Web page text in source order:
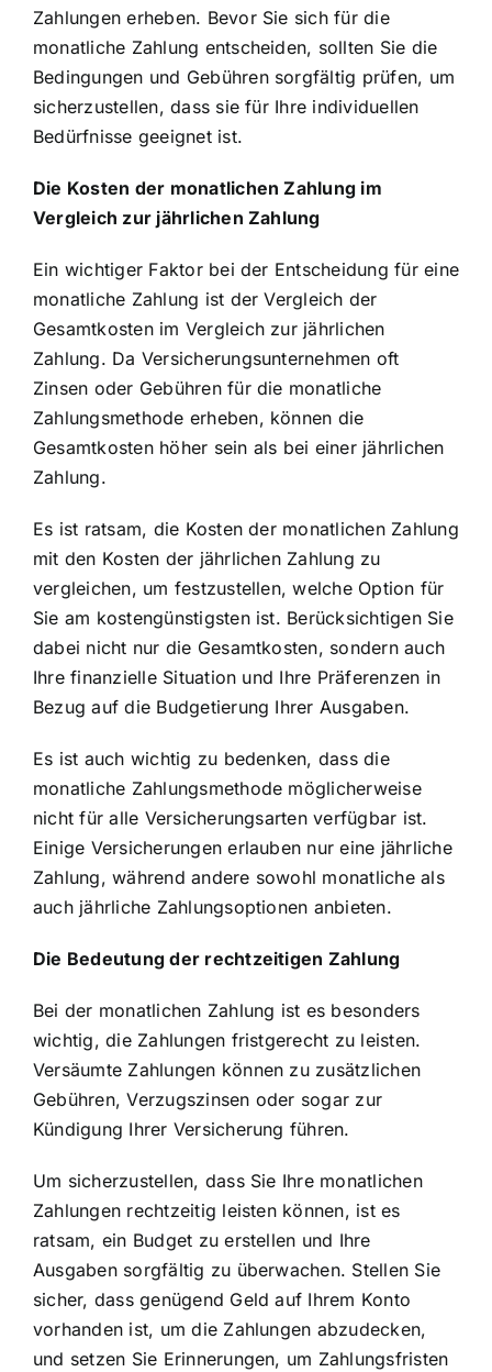
Zahlungen erheben. Bevor Sie sich für die
monatliche Zahlung entscheiden, sollten Sie die
Bedingungen und Gebühren sorgfältig prüfen, um
sicherzustellen, dass sie für Ihre individuellen
Bedürfnisse geeignet ist.
Die Kosten der monatlichen Zahlung im
Vergleich zur jährlichen Zahlung
Ein wichtiger Faktor bei der Entscheidung für eine
monatliche Zahlung ist der Vergleich der
Gesamtkosten im Vergleich zur jährlichen
Zahlung. Da Versicherungsunternehmen oft
Zinsen oder Gebühren für die monatliche
Zahlungsmethode erheben, können die
Gesamtkosten höher sein als bei einer jährlichen
Zahlung.
Es ist ratsam, die Kosten der monatlichen Zahlung
mit den Kosten der jährlichen Zahlung zu
vergleichen, um festzustellen, welche Option für
Sie am kostengünstigsten ist. Berücksichtigen Sie
dabei nicht nur die Gesamtkosten, sondern auch
Ihre finanzielle Situation und Ihre Präferenzen in
Bezug auf die Budgetierung Ihrer Ausgaben.
Es ist auch wichtig zu bedenken, dass die
monatliche Zahlungsmethode möglicherweise
nicht für alle Versicherungsarten verfügbar ist.
Einige Versicherungen erlauben nur eine jährliche
Zahlung, während andere sowohl monatliche als
auch jährliche Zahlungsoptionen anbieten.
Die Bedeutung der rechtzeitigen Zahlung
Bei der monatlichen Zahlung ist es besonders
wichtig, die Zahlungen fristgerecht zu leisten.
Versäumte Zahlungen können zu zusätzlichen
Gebühren, Verzugszinsen oder sogar zur
Kündigung Ihrer Versicherung führen.
Um sicherzustellen, dass Sie Ihre monatlichen
Zahlungen rechtzeitig leisten können, ist es
ratsam, ein Budget zu erstellen und Ihre
Ausgaben sorgfältig zu überwachen. Stellen Sie
sicher, dass genügend Geld auf Ihrem Konto
vorhanden ist, um die Zahlungen abzudecken,
und setzen Sie Erinnerungen, um Zahlungsfristen